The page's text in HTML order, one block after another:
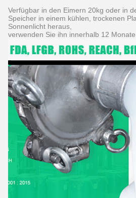
Verfügbar in den Eimern 20kg oder in
Speicher in einem kühlen, trockenen
Sonnenlicht heraus,
verwenden Sie ihn innerhalb 12